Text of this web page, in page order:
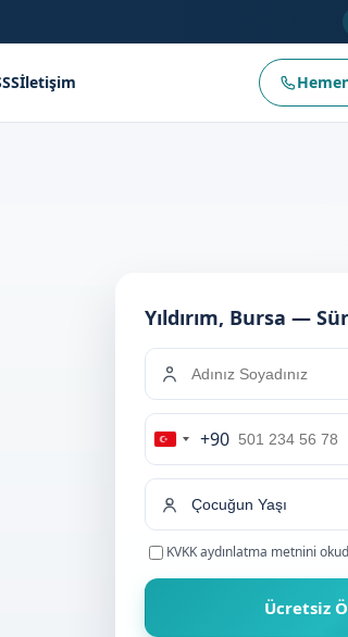
İletişim
Yıldırım, Bursa —
Turkey
+90
+90
KVKK aydınlatma metnini
Ücretsiz